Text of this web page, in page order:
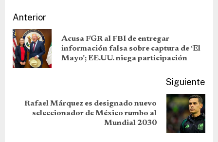
Anterior
Acusa FGR al FBI de entregar
información falsa sobre captura de ‘El
Mayo’; EE.UU. niega participación
Siguiente
Rafael Márquez es designado nuevo
seleccionador de México rumbo al
Mundial 2030